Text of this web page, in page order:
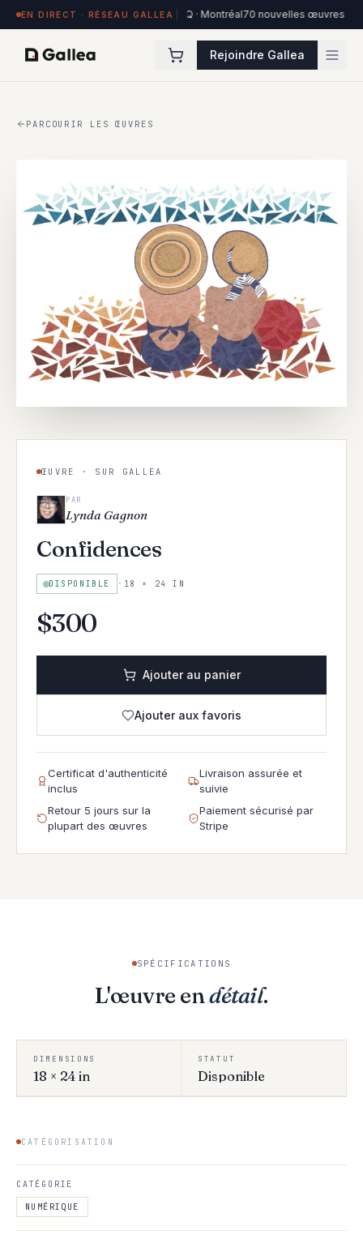
EN DIRECT · RÉSEAU GALLEA
exposées à Hôtel de l'ITHQ · Montréal70 nouvelles œuvres dans la
Rejoindre Gallea
PARCOURIR LES ŒUVRES
ŒUVRE · SUR GALLEA
PAR
Lynda Gagnon
Confidences
DISPONIBLE · 18 × 24 IN
$300
Ajouter au panier
Ajouter aux favoris
Certificat d'authenticité
inclus
Livraison assurée et
suivie
Retour 5 jours sur la
plupart des œuvres
Paiement sécurisé par
Stripe
SPÉCIFICATIONS
L'œuvre endétail.
DIMENSIONS
18 × 24 in
STATUT
Disponible
CATÉGORISATION
CATÉGORIE
NUMÉRIQUE